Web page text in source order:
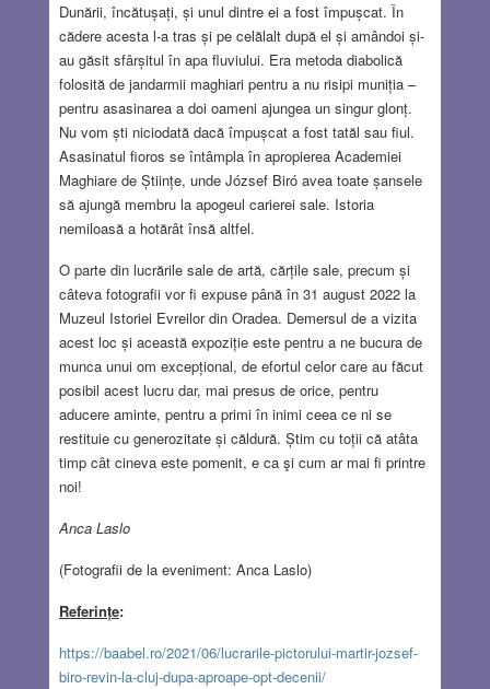
Dunării, încătușați, și unul dintre ei a fost împușcat. În
cădere acesta l-a tras și pe celălalt după el și amândoi și-
au găsit sfârșitul în apa fluviului. Era metoda diabolică
folosită de jandarmii maghiari pentru a nu risipi muniția –
pentru asasinarea a doi oameni ajungea un singur glonț.
Nu vom ști niciodată dacă împușcat a fost tatăl sau fiul.
Asasinatul fioros se întâmpla în apropierea Academiei
Maghiare de Științe, unde József Biró avea toate șansele
să ajungă membru la apogeul carierei sale. Istoria
nemiloasă a hotărât însă altfel.
O parte din lucrările sale de artă, cărțile sale, precum și
câteva fotografii vor fi expuse până în 31 august 2022 la
Muzeul Istoriei Evreilor din Oradea. Demersul de a vizita
acest loc și această expoziție este pentru a ne bucura de
munca unui om excepțional, de efortul celor care au făcut
posibil acest lucru dar, mai presus de orice, pentru
aducere aminte, pentru a primi în inimi ceea ce ni se
restituie cu generozitate și căldură. Știm cu toții că atâta
timp cât cineva este pomenit, e ca şi cum ar mai fi printre
noi!
Anca Laslo
(Fotografii de la eveniment: Anca Laslo)
Referințe:
https://baabel.ro/2021/06/lucrarile-pictorului-martir-jozsef-
biro-revin-la-cluj-dupa-aproape-opt-decenii/